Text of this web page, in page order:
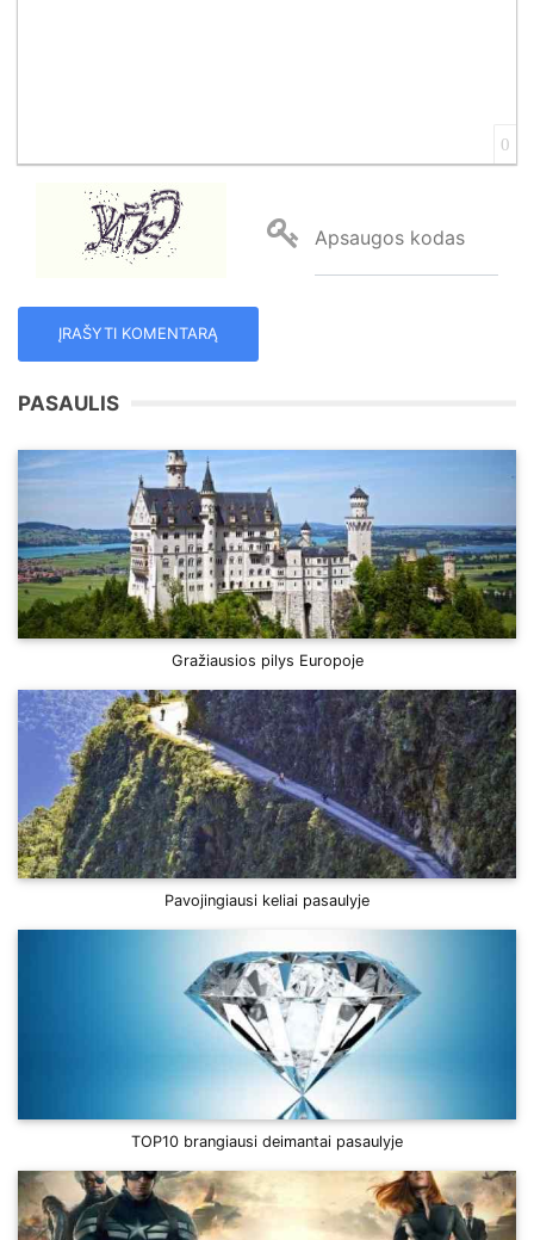
0
Apsaugos kodas
PASAULIS
Gražiausios pilys Europoje
Pavojingiausi keliai pasaulyje
TOP10 brangiausi deimantai pasaulyje